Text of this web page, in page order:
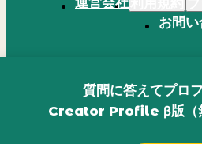
質問に答えてプロ
Creator Profile β版（
お問
© booklista Co.,Ltd. All